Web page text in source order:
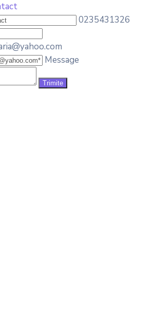
0235431326
Message